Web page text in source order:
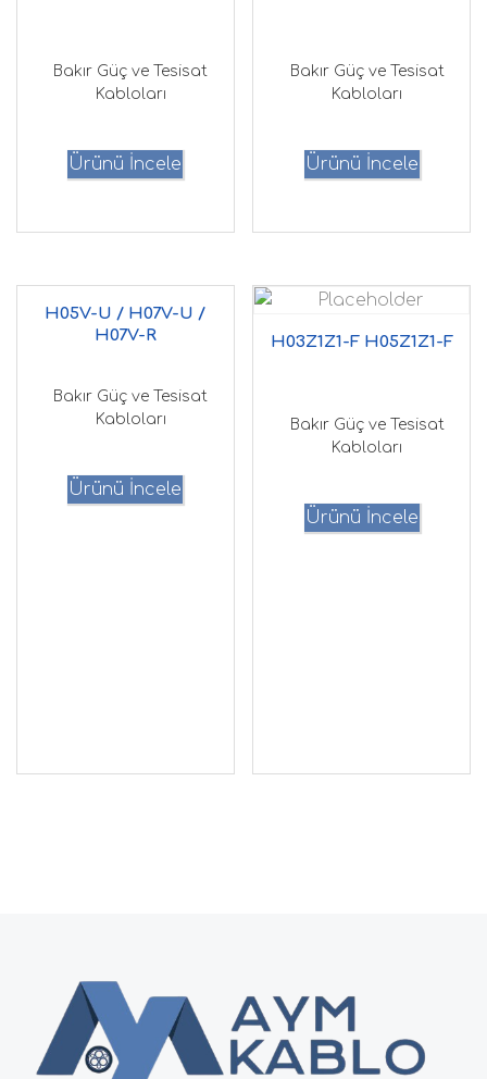
Bakır Güç ve Tesisat
Kabloları
Ürünü İncele
Bakır Güç ve Tesisat
Kabloları
Ürünü İncele
H05V-U / H07V-U /
H07V-R
Bakır Güç ve Tesisat
Kabloları
Ürünü İncele
H03Z1Z1-F H05Z1Z1-F
Bakır Güç ve Tesisat
Kabloları
Ürünü İncele